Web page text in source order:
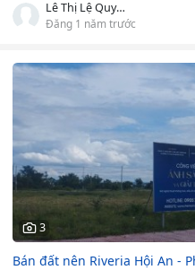
Lê Thị Lệ Quyên
Đăng 1 năm trước
3
Bán đất nên Riveria Hội An -️